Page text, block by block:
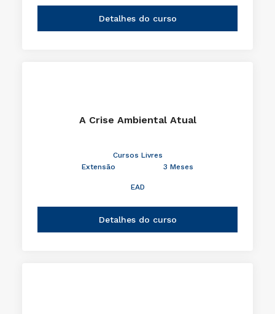
Detalhes do curso
A Crise Ambiental Atual
Cursos Livres
Extensão
3 Meses
EAD
Detalhes do curso